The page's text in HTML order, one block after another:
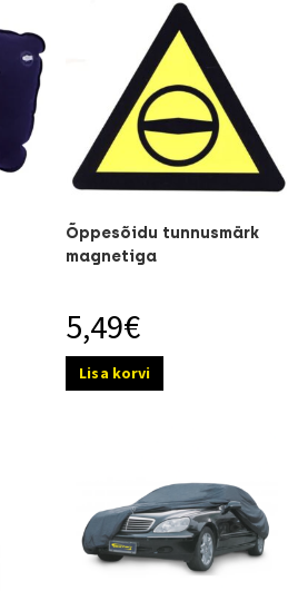
Õppesõidu tunnusmärk
magnetiga
5,49€
Lisa korvi